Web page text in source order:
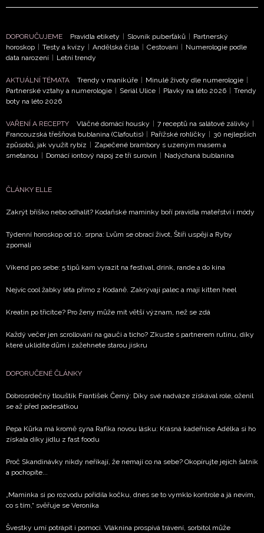
NEWSLETTER
ODESLAT
podmínkami společnosti BurdaMedia Extra s.r.o. a
potvrzujete, že jste se seznámili se Zásadami ochrany
soukromí
pracovat zejména k organizaci a vyhodnocení akce a
novinek.
Chcete navíc dostávat i další zajímavé a exkluzivní informace
DOPORUČUJEME Pravidla etikety | Slovník puberťáků | Partnerský
horoskop | Testy a kvízy | Andělská čísla | Cestování | Numerologie podle
data narození | Letní trendy
AKTUÁLNÍ TÉMATA Trendy v manikúře | Minulé životy dle numerologie |
Partnerské vztahy a numerologie | Seriál Ulice | Plavky na léto 2026 | Trendy
boty na léto 2026
VAŘENÍ A RECEPTY Vláčné domácí housky | 7 receptů na salátové zálivky |
Francouzská třešňová bublanina (Clafoutis) | Pařížské rohlíčky | 30 nejlepších
způsobů, jak využít rybíz | Zapečené brambory s uzeným masem a
smetanou | Domácí iontový nápoj ze tří surovin | Nadýchaná bublanina
ČLÁNKY ELLE
Zakrýt bříško nebo odhalit? Kodaňské maminky boří pravidla mateřství i módy
Týdenní horoskop od 10. srpna: Lvům se obrací život, Štíři uspějí a Ryby
zpomalí
Víkend pro sebe: 5 tipů kam vyrazit na festival, drink, rande a do kina
Nejvíc cool žabky léta přímo z Kodaně. Zakrývají palec a mají kitten heel
Kreatin po třicítce? Pro ženy může mít větší význam, než se zdá
Každý večer jen scrollování na gauči a ticho? Zkuste s partnerem rutinu, díky
které uklidíte dům i zažehnete starou jiskru
DOPORUČENÉ ČLÁNKY
Dobrosrdečný tlouštík František Černý: Díky své nadváze získával role, oženil
se až před padesátkou
Pepa Kůrka má kromě syna Rafíka novou lásku: Krásná kadeřnice Adélka si ho
získala díky jídlu z fast foodu
Proč Skandinávky nikdy neříkají, že nemají co na sebe? Okopírujte jejich šatník
a pochopíte...
„Maminka si po rozvodu pořídila kočku, dnes se to vymklo kontrole a já nevím,
co s tím,“ svěřuje se Veronika
Švestky umí potrápit i pomoci. Vláknina prospívá trávení, sorbitol může